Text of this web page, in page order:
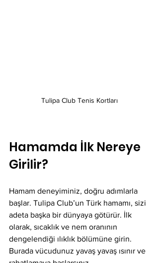
Tulipa Club Tenis Kortları
Hamamda İlk Nereye
Girilir?
Hamam deneyiminiz, doğru adımlarla
başlar. Tulipa Club’un Türk hamamı, sizi
adeta başka bir dünyaya götürür. İlk
olarak, sıcaklık ve nem oranının
dengelendiği ılıklık bölümüne girin.
Burada vücudunuz yavaş yavaş ısınır ve